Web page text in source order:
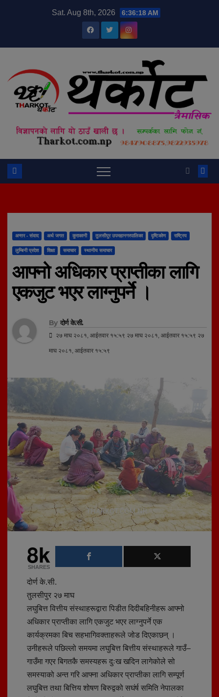
Sat. Aug 8th, 2026 6:36:18 AM
अन्तर - संवाद अर्थ जगत कुराकानी तुलसीपुर उपमहानगरपालिका दृष्टिकोण राष्ट्रिय
लुम्बिनी प्रदेश शिक्षा समाचार स्थानीय समाचार
आफ्नो अधिकार प्राप्तीका लागि
एकजुट भएर लाग्नुपर्ने ।
By दोर्ण के.सी.
२७ माघ २०८१, आईतवार १५:५९ २७ माघ २०८१, आईतवार १५:५९ २७
माघ २०८१, आईतवार १५:५९
8k
SHARES
दोर्ण के.सी.
तुलसीपुर २७ माघ
लघुबित्त वित्तीय संस्थाहरूद्वारा पिडीत दिदीबहिनीहरू आफ्नो
अधिकार प्राप्तीका लागि एकजुट भएर लाग्नुपर्ने एक
कार्यक्रमका बिच सहभागिवक्ताहरूले जोड दिएकाछन् ।
उनीहरूले पछिल्लो समयमा लघुबित्त बित्तीय संस्थाहरूले गाउँ–
गाउँमा गएर बिगतकै समस्यहरू दुःख खदिन लागेकोले सो
समस्याको अन्त गरि आफ्ना अधिकार प्राप्तीका लागि सम्पूर्ण
लघुबित्त तथा बित्तिय शोषण बिरुद्वको सघंर्ष समिति नेपालका
modal-check